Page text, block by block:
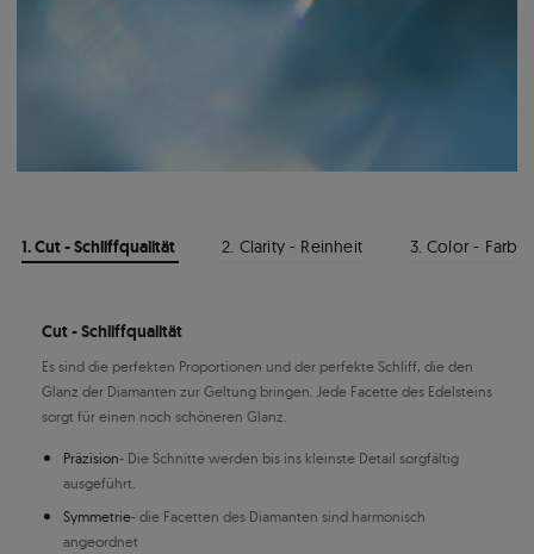
1. Cut - Schliffqualität 2. Clarity - Reinheit 3. Color - Farbe
Cut - Schliffqualität
Es sind die perfekten Proportionen und der perfekte Schliff, die den
Glanz der Diamanten zur Geltung bringen. Jede Facette des Edelsteins
sorgt für einen noch schöneren Glanz.
Präzision- Die Schnitte werden bis ins kleinste Detail sorgfältig
ausgeführt.
Symmetrie- die Facetten des Diamanten sind harmonisch
angeordnet